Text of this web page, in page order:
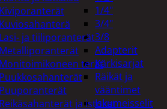
1/4"
3/4"
3/8
Adapterit
Kärkisarjat
Räikät ja
vääntimet
Iskumeisselit
Kiviporanterät
Kuviosahanterä
Lasi- ja tiiliporanterät
Metalliporanterät
Monitoimikoneen terät
Puukkosahanterät
Puuporanterät
Reikäsahanterät ja istukat